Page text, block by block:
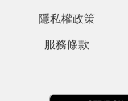
隱私權政策
服務條款